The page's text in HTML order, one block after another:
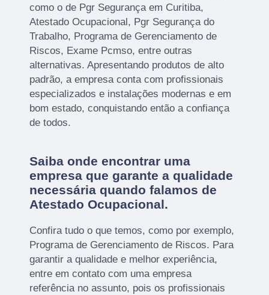
como o de Pgr Segurança em Curitiba,
Atestado Ocupacional, Pgr Segurança do
Trabalho, Programa de Gerenciamento de
Riscos, Exame Pcmso, entre outras
alternativas. Apresentando produtos de alto
padrão, a empresa conta com profissionais
especializados e instalações modernas e em
bom estado, conquistando então a confiança
de todos.
Saiba onde encontrar uma
empresa que garante a qualidade
necessária quando falamos de
Atestado Ocupacional.
Confira tudo o que temos, como por exemplo,
Programa de Gerenciamento de Riscos. Para
garantir a qualidade e melhor experiência,
entre em contato com uma empresa
referência no assunto, pois os profissionais